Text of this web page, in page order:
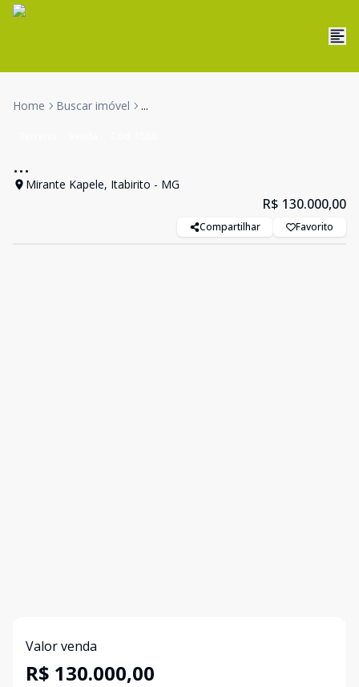
Home Buscar imóvel ...
...
Mirante Kapele, Itabirito - MG
R$ 130.000,00
Compartilhar Favorito
Valor venda
R$ 130.000,00